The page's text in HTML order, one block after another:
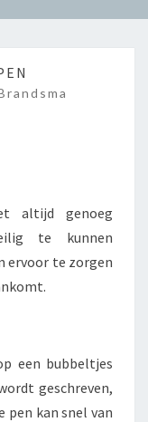
altijd genoeg
te kunnen
ervoor te zorgen
een bubbeltjes
geschreven,
pen kan snel van